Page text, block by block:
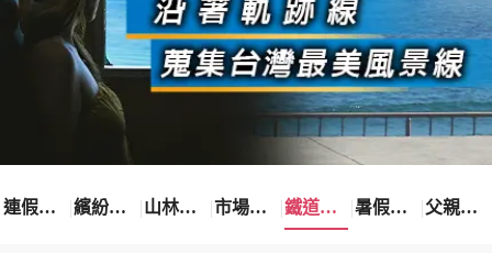
連假卡位趣 繽紛花漾季 山林輕旅行 市場最低價 鐵道觀光之旅 暑假熱賣中 父親節優惠